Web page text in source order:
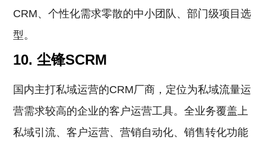
CRM、个性化需求零散的中小团队、部门级项目选
型。
10. 尘锋SCRM
国内主打私域运营的CRM厂商，定位为私域流量运
营需求较高的企业的客户运营工具。全业务覆盖上
私域引流、客户运营、营销自动化、销售转化功能